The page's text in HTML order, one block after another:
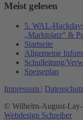
Meist gelesen
5. WAL-
„Marktplatz“ &
Startseite
Allgemeine
Schulleitung/
Speiseplan
Impressum |
© Wilhelm-August-Lay-
Webdesign Schreiber